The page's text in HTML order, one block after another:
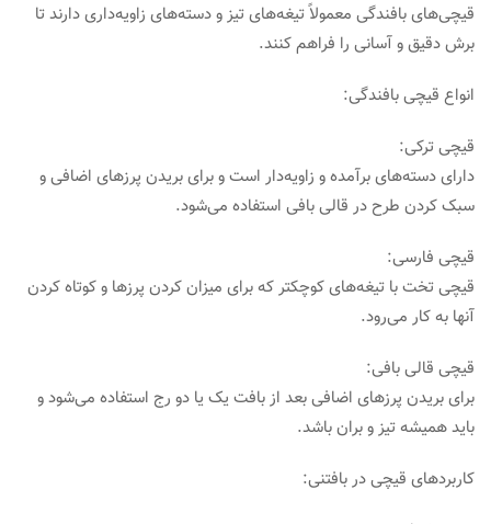
قیچی‌های بافندگی معمولاً تیغه‌های تیز و دسته‌های زاویه‌داری دارند تا
برش دقیق و آسانی را فراهم کنند.
انواع قیچی بافندگی:
قیچی ترکی:
دارای دسته‌های برآمده و زاویه‌دار است و برای بریدن پرزهای اضافی و
سبک کردن طرح در قالی بافی استفاده می‌شود.
قیچی فارسی:
قیچی تخت با تیغه‌های کوچکتر که برای میزان کردن پرزها و کوتاه کردن
آنها به کار می‌رود.
قیچی قالی بافی:
برای بریدن پرزهای اضافی بعد از بافت یک یا دو رج استفاده می‌شود و
باید همیشه تیز و بران باشد.
کاربردهای قیچی در بافتنی: